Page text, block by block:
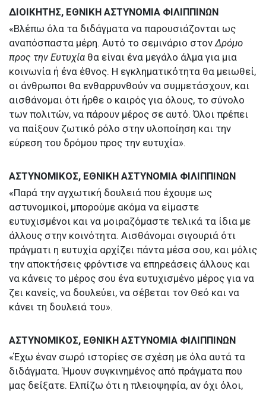
ΔΙΟΙΚΗΤΗΣ, ΕΘΝΙΚΗ ΑΣΤΥΝΟΜΙΑ ΦΙΛΙΠΠΙΝΩΝ
«Βλέπω όλα τα διδάγματα να παρουσιάζονται ως
αναπόσπαστα μέρη. Αυτό το σεμινάριο στονΔρόμο
προς την Ευτυχία θα είναι ένα μεγάλο άλμα για μια
κοινωνία ή ένα έθνος. Η εγκληματικότητα θα μειωθεί,
οι άνθρωποι θα ενθαρρυνθούν να συμμετάσχουν, και
αισθάνομαι ότι ήρθε ο καιρός για όλους, το σύνολο
των πολιτών, να πάρουν μέρος σε αυτό. Όλοι πρέπει
να παίξουν ζωτικό ρόλο στην υλοποίηση και την
εύρεση του δρόμου προς την ευτυχία».
ΑΣΤΥΝΟΜΙΚΟΣ, ΕΘΝΙΚΗ ΑΣΤΥΝΟΜΙΑ ΦΙΛΙΠΠΙΝΩΝ
«Παρά την αγχωτική δουλειά που έχουμε ως
αστυνομικοί, μπορούμε ακόμα να είμαστε
ευτυχισμένοι και να μοιραζόμαστε τελικά τα ίδια με
άλλους στην κοινότητα. Αισθάνομαι σιγουριά ότι
πράγματι η ευτυχία αρχίζει πάντα μέσα σου, και μόλις
την αποκτήσεις φρόντισε να επηρεάσεις άλλους και
να κάνεις το μέρος σου ένα ευτυχισμένο μέρος για να
ζει κανείς, να δουλεύει, να σέβεται τον Θεό και να
κάνει τη δουλειά του».
ΑΣΤΥΝΟΜΙΚΟΣ, ΕΘΝΙΚΗ ΑΣΤΥΝΟΜΙΑ ΦΙΛΙΠΠΙΝΩΝ
«Έχω έναν σωρό ιστορίες σε σχέση με όλα αυτά τα
διδάγματα. Ήμουν συγκινημένος από πράγματα που
μας δείξατε. Ελπίζω ότι η πλειοψηφία, αν όχι όλοι,